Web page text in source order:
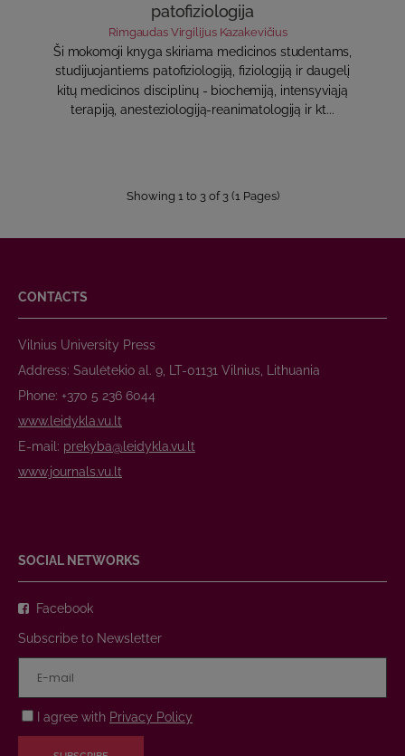
patofiziologija
Rimgaudas Virgilijus Kazakevičius
Ši mokomoji knyga skiriama medicinos studentams,
studijuojantiems patofiziologiją, fiziologiją ir daugelį
kitų medicinos disciplinų - biochemiją, intensyviąją
terapiją, anesteziologiją-reanimatologiją ir kt...
Showing 1 to 3 of 3 (1 Pages)
CONTACTS
Vilnius University Press
Address: Saulėtekio al. 9, LT-01131 Vilnius, Lithuania
Phone: +370 5 236 6044
www.leidykla.vu.lt
E-mail: prekyba@leidykla.vu.lt
www.journals.vu.lt
SOCIAL NETWORKS
Facebook
Subscribe to Newsletter
I agree with Privacy Policy